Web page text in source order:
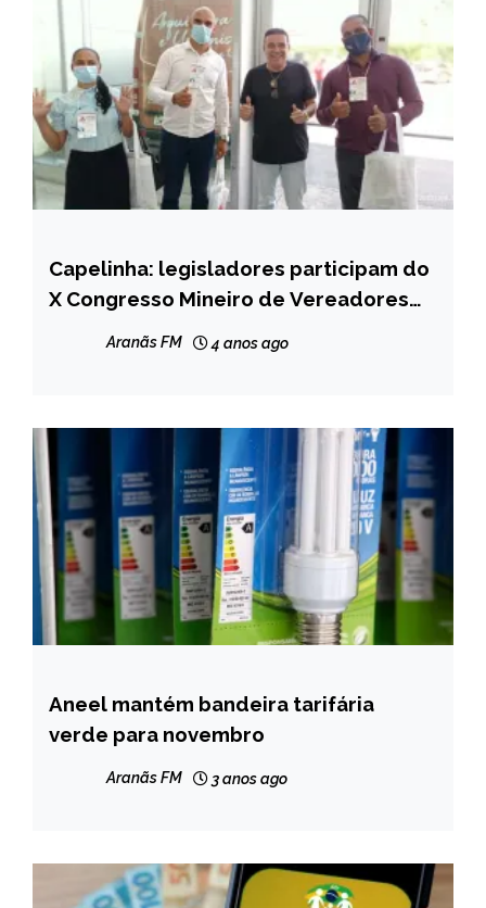
CAPELINHA
MINAS
Capelinha: legisladores participam do
X Congresso Mineiro de Vereadores
Aranãs FM 4 anos ago
BRASIL
CAPELINHA
Aneel mantém bandeira tarifária
verde para novembro
Aranãs FM 3 anos ago